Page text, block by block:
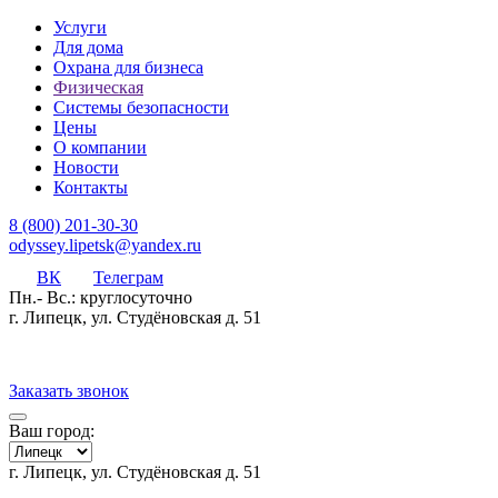
Услуги
Для дома
Охрана для бизнеса
Физическая
Системы безопасности
Цены
О компании
Новости
Контакты
8 (800) 201-30-30
odyssey.lipetsk@yandex.ru
ВК
Телеграм
Пн.- Вс.: круглосуточно
г. Липецк, ул. Студёновская д. 51
Заказать звонок
Ваш город:
г. Липецк, ул. Студёновская д. 51